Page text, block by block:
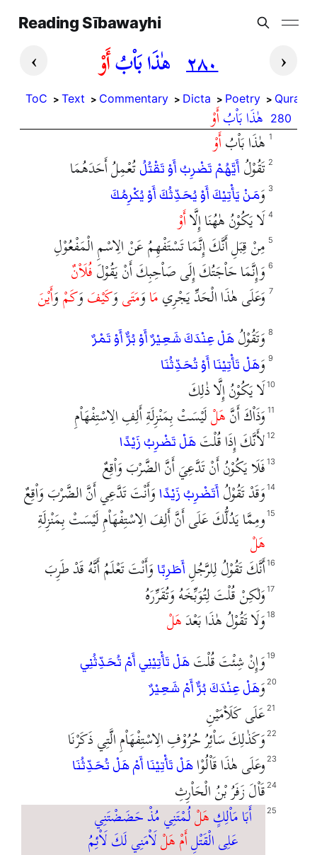
Reading Sībawayhi
› ‹ ٢٨٠ هٰذَا بَاْبُأَوْ
ToC Text Commentary Dicta Poetry
Quran
280 هٰذَا بَاْبُأَوْ
هٰذَا بَاْبُأَوْ 1
تَقُوْلُ أَيَّهُمْ تَضْرِبُ أَوْ تَقْتُلُتُعْمِلُ أَحَدَهُمَا 2
وَمَنْ يَأْتِيْكَ أَوْ يُحَدِّثُكَ أَوْ يُكْرِمُكَ 3
لَا يَكُوْنُ هٰهُنَا إِلَّاأَوْ 4
مِنْ قِبَلِ أَنَّكَ إِنَّمَا تَسْتَفْهِمُ عَنْ الِاسْمِ الْمَفْعُوْلِ 5
وَإِنَّمَا حَاْجَتُكَ إِلَى صَاْحِبِكَ أَنْ يَقُوْلَفُلَاْنٌ 6
وَعَلَى هٰذَا الْحَدِّ يَجْرِيمَاوَمَتَىوَكَيْفَوَكَمْوَأَيْنَ 7
وَتَقُوْلُ هَلْ عِنْدَكَ شَعِيْرٌ أَوْ بُرٌّ أَوْ تَمْرٌ 8
وَهَلْ تَأْتِيْنَا أَوْ تُحَدِّثُنَا 9
لَا يَكُوْنُ إِلَّا ذٰلِكَ10
وَذَاْكَ أَنَّهَلْلَيْسَتْ بِمَنْزِلَةِ أَلِفِ الِاسْتِفْهَاْمِ 11
لأَنَّكَ إِذَا قُلْتَ هَلْ تَضْرِبُ زَيْدًا 12
فَلَا يَكُوْنُ أَنْ تَدَّعِيَ أَنَّ الضَّرْبَ وَاْقِعٌ 13
وَقَدْ تَقُوْلُ أَتَضْرِبُ زَيْدًا وَأَنْتَ تَدَّعِي أَنَّ الضَّرْبَ وَاْقِعٌ 14
ومِمَّا يَدُلُّكَ عَلَى أَنَّ أَلِفَ الِاسْتِفْهَاْمِ لَيْسَتْ بِمَنْزِلَةِ
هَلْ
15
أَنَّكَ تَقُوْلُ لِلرَّجُلِ أَطَرِبًا وَأَنْتَ تَعْلَمُ أَنَّهُ قَدْ طَرِبَ 16
وَلٰكِنْ قُلْتَ لِتُوَبِّخَهُ وَتُقَرِّرَهُ 17
وَلَا تَقُوْلُ هٰذَا بَعْدَهَلْ 18
وَإِنْ شِئْتَ قُلْتَ هَلْ تَأْتِيْنِي أَمْ تُحَدِّثُنِي 19
وَهَلْ عِنْدَكَ بُرٌّ أَمْ شَعِيْرٌ 20
عَلَى كَلَاْمَيْنِ 21
وَكَذٰلِكَ سَاْئِرُ حُرُوْفِ الِاسْتِفْهَاْمِ الَّتِي ذَكَرْنَا 22
وعَلَى هٰذَا قَاْلُوْا هَلْ تَأْتِيْنَا أَمْ هَلْ تُحَدِّثُنَا 23
قَاْلَ زَفَرُ بْنُ الْحَاْرِثِ 24
أَبَا مَاْلِكٍهَلْلُمْتَنِي مُذْ حَضَضْتَنِي
عَلِى الْقَتْلِأَمْ هَلْلَاْمَنِي لَكَ لَاْئِمُ
25